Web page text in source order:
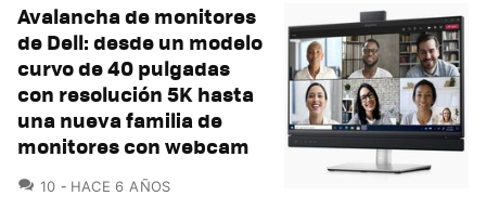
Avalancha de monitores
de Dell: desde un modelo
curvo de 40 pulgadas
con resolución 5K hasta
una nueva familia de
monitores con webcam
10 COMENTARIOS
HACE 6 AÑOS